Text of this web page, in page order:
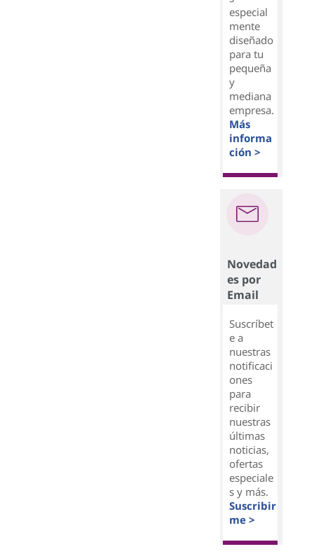
especial
mente
diseñado
para tu
pequeña
y
mediana
empresa.
Más
informa
ción >
Novedad
es por
Email
Suscríbet
e a
nuestras
notificaci
ones
para
recibir
nuestras
últimas
noticias,
ofertas
especiale
s y más.
Suscribir
me >